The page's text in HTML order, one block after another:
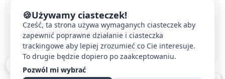
KONTAKT
🍪Używamy ciasteczek!
Cześć, ta strona używa wymaganych ciasteczek aby
zapewnić poprawne działanie i ciasteczka
trackingowe aby lepiej zrozumieć co Cie interesuje.
To drugie będzie dopiero po zaakceptowaniu.
Pozwól mi wybrać